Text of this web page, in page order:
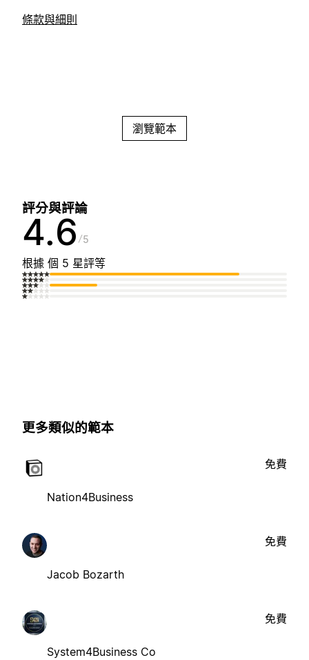
條款與細則
瀏覽範本
評分與評論
4.6 5
根據 個 5 星評等
更多類似的範本
Nation4Business
免費
Jacob Bozarth
免費
System4Business Co
免費